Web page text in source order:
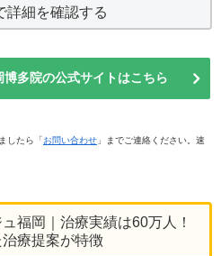
詳細を確認する
多院の公式サイトはこちら
したら「お問い合わせ 」までご連絡ください。速
福岡｜治療実績は60万人！
療提案が特徴